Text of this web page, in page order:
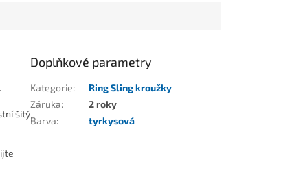
šitý
Doplňkové parametry
Kategorie:
Ring Sling kroužky
Záruka:
2 roky
Barva: tyrkysová